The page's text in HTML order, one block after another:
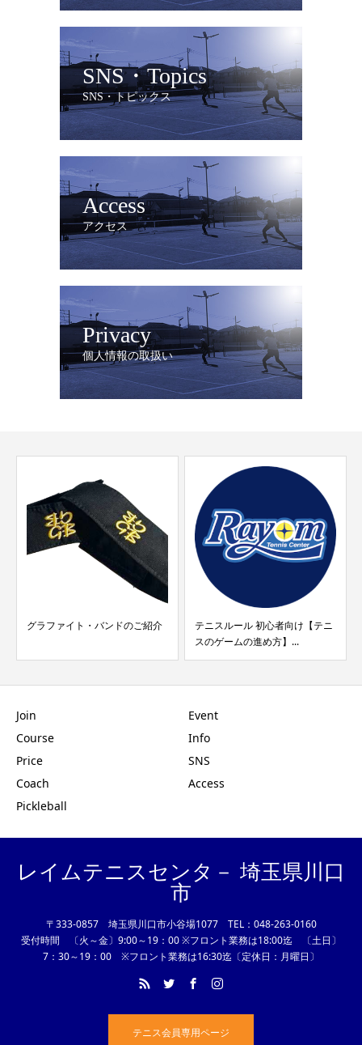
SNS・Topics
SNS・トピックス
Access
アクセス
Privacy
個人情報の取扱い
グラファイト・バンドのご紹介
テニスルール 初心者向け【テニ
スのゲームの進め方】...
Join
Course
Price
Coach
Pickleball
Event
Info
SNS
Access
レイムテニスセンタ－ 埼玉県川口
市
〒333-0857 埼玉県川口市小谷場1077 TEL：048-263-0160
受付時間 〔火～金〕9:00～19：00 ※フロント業務は18:00迄 〔土日〕
7：30～19：00 ※フロント業務は16:30迄〔定休日：月曜日〕
テニス会員専用ページ